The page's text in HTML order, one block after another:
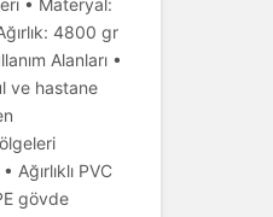
• Materyal:
4800 gr
Alanları •
ve hastane
PVC
gövde